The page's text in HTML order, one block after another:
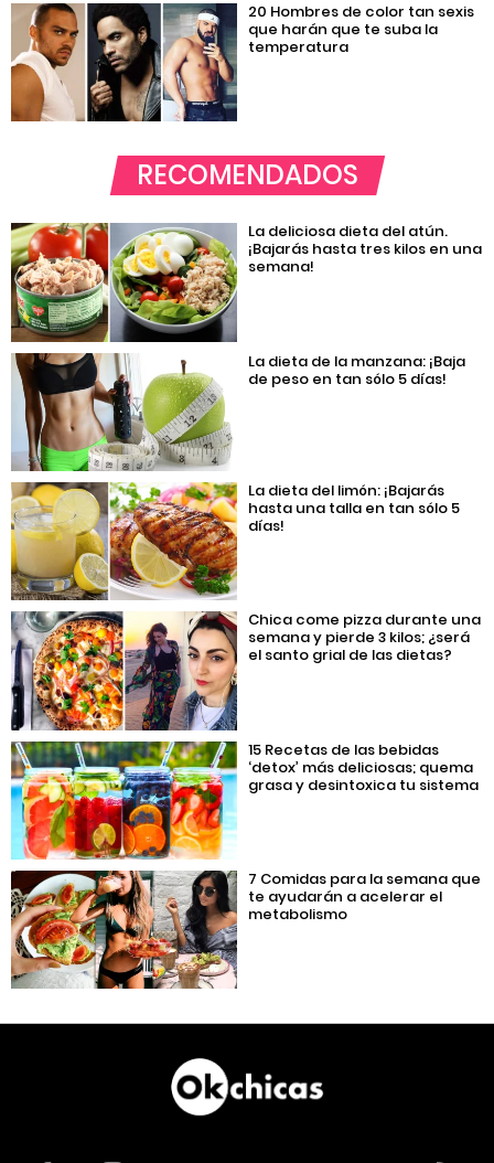
20 Hombres de color tan sexis
que harán que te suba la
temperatura
RECOMENDADOS
La deliciosa dieta del atún.
¡Bajarás hasta tres kilos en una
semana!
La dieta de la manzana: ¡Baja
de peso en tan sólo 5 días!
La dieta del limón: ¡Bajarás
hasta una talla en tan sólo 5
días!
Chica come pizza durante una
semana y pierde 3 kilos; ¿será
el santo grial de las dietas?
15 Recetas de las bebidas
‘detox’ más deliciosas; quema
grasa y desintoxica tu sistema
7 Comidas para la semana que
te ayudarán a acelerar el
metabolismo